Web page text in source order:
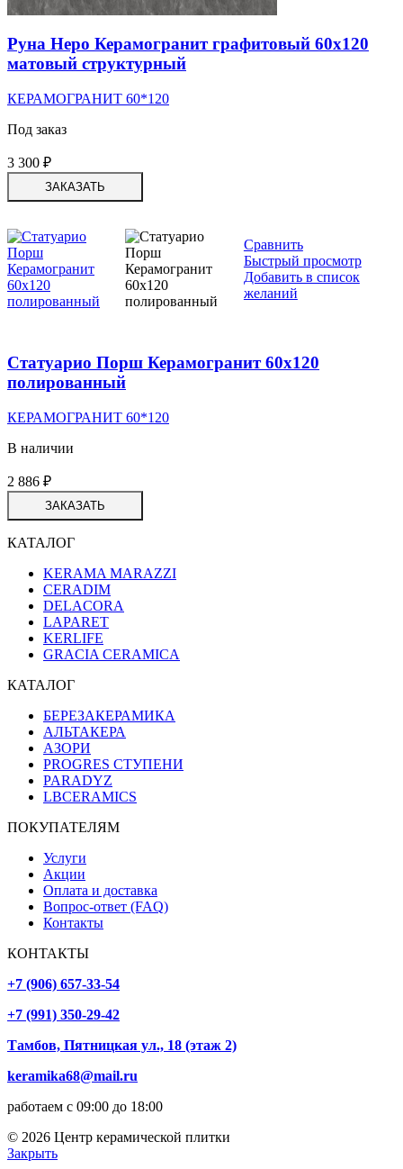
Руна Неро Керамогранит графитовый 60х120
матовый структурный
КЕРАМОГРАНИТ 60*120
Под заказ
3 300 ₽
ЗАКАЗАТЬ
Сравнить
Быстрый просмотр
Добавить в список
желаний
Статуарио Порш Керамогранит 60х120
полированный
КЕРАМОГРАНИТ 60*120
В наличии
2 886 ₽
ЗАКАЗАТЬ
КАТАЛОГ
KERAMA MARAZZI
CERADIM
DELACORA
LAPARET
KERLIFE
GRACIA CERAMICA
КАТАЛОГ
БЕРЕЗАКЕРАМИКА
АЛЬТАКЕРА
АЗОРИ
PROGRES СТУПЕНИ
PARADYZ
LBCERAMICS
ПОКУПАТЕЛЯМ
Услуги
Акции
Оплата и доставка
Вопрос-ответ (FAQ)
Контакты
КОНТАКТЫ
+7 (906) 657-33-54
+7 (991) 350-29-42
Тамбов, Пятницкая ул., 18 (этаж 2)
keramika68@mail.ru
работаем с 09:00 до 18:00
© 2026 Центр керамической плитки
Закрыть